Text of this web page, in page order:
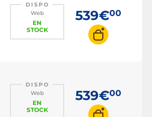
DISPO
Web
EN
STOCK
539€00
DISPO
Web
EN
STOCK
539€00